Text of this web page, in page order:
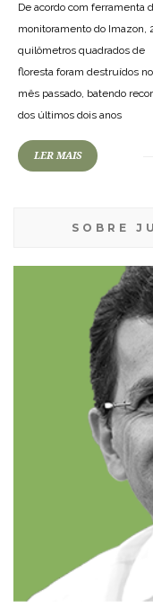
De acordo com ferramenta
monitoramento do Imazon,
quilômetros quadrados de
floresta foram destruídos no
mês passado, batendo
dos últimos dois anos
LER MAIS
SOBRE